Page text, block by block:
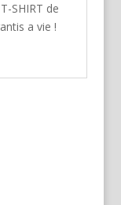
SHIRT de
a vie !